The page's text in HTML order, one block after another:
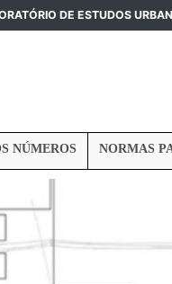
DE ESTUDOS
NÚMEROS NORMAS